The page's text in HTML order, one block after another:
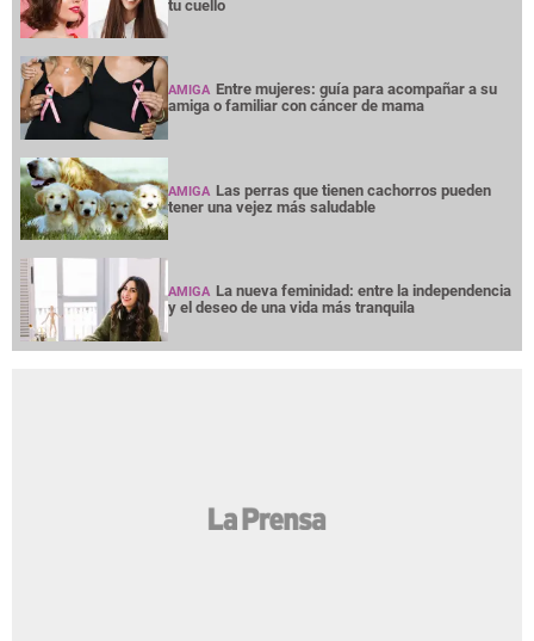
tu cuello
AMIGA Entre mujeres: guía para acompañar a su
amiga o familiar con cáncer de mama
AMIGA Las perras que tienen cachorros pueden
tener una vejez más saludable
AMIGA La nueva feminidad: entre la independencia
y el deseo de una vida más tranquila